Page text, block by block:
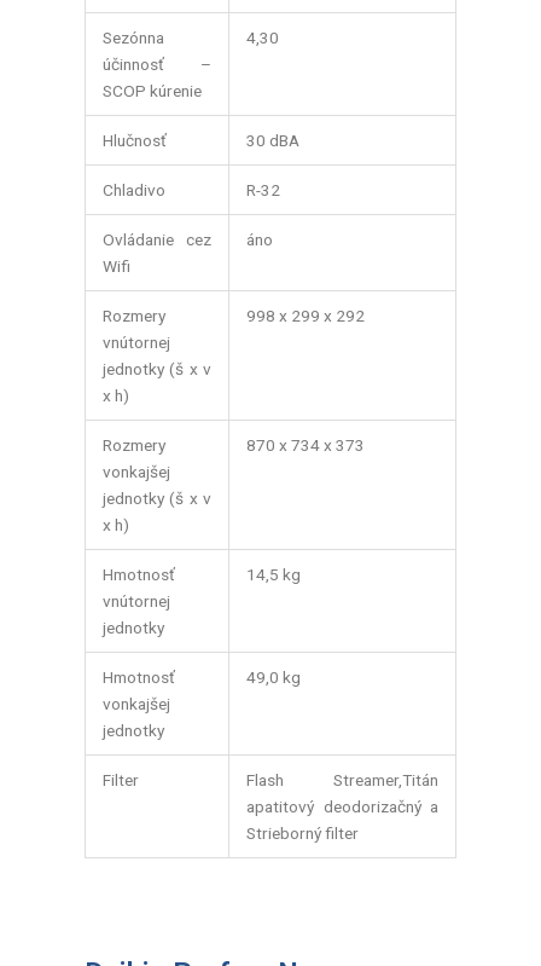
Sezónna
účinnosť –
SCOP kúrenie
4,30
Hlučnosť 30 dBA
Chladivo R-32
Ovládanie cez
Wifi
áno
Rozmery
vnútornej
jednotky (š x v
x h)
998 x 299 x 292
Rozmery
vonkajšej
jednotky (š x v
x h)
870 x 734 x 373
Hmotnosť
vnútornej
jednotky
14,5 kg
Hmotnosť
vonkajšej
jednotky
49,0 kg
Filter
Flash Streamer,Titán
apatitový deodorizačný a
Strieborný filter